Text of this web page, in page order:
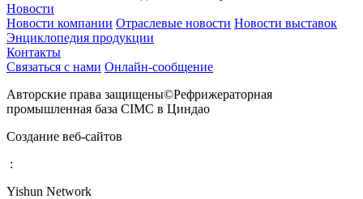
Новости
Новости компании Отраслевые новости Новости выставок
Энциклопедия продукции
Контакты
Связаться с нами Онлайн-сообщение
Авторские права защищены©Рефрижераторная
промышленная база CIMC в Циндао
Создание веб-сайтов
:
Yishun Network